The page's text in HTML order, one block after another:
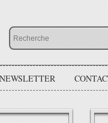
NEWSLETTER